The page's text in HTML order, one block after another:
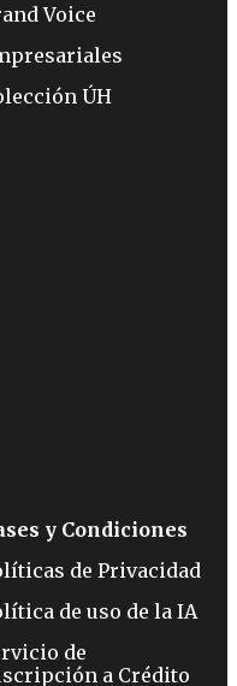
Voice
ÚH
y Condiciones
de Privacidad
de uso de la IA
de
a Crédito